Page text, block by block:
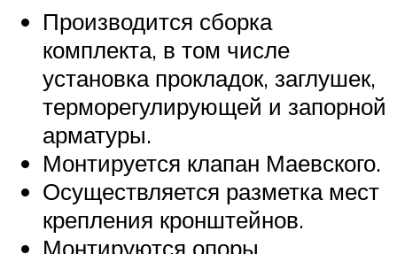
Производится сборка
комплекта, в том числе
установка прокладок, заглушек,
терморегулирующей и запорной
арматуры.
Монтируется клапан Маевского.
Осуществляется разметка мест
крепления кронштейнов.
Монтируются опоры.